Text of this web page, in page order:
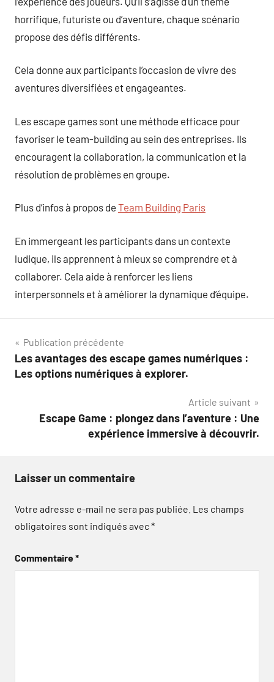
horrifique, futuriste ou d’aventure, chaque scénario
propose des défis différents.
Cela donne aux participants l’occasion de vivre des
aventures diversifiées et engageantes.
Les escape games sont une méthode efficace pour
favoriser le team-building au sein des entreprises. Ils
encouragent la collaboration, la communication et la
résolution de problèmes en groupe.
Plus d’infos à propos de Team Building Paris
En immergeant les participants dans un contexte
ludique, ils apprennent à mieux se comprendre et à
collaborer. Cela aide à renforcer les liens
interpersonnels et à améliorer la dynamique d’équipe.
Navigation
de
Publication précédente
Les avantages des escape games numériques :
Les options numériques à explorer.
Article suivant
Escape Game : plongez dans l’aventure : Une
expérience immersive à découvrir.
Laisser un commentaire
Votre adresse e-mail ne sera pas publiée. Les champs
obligatoires sont indiqués avec*
Commentaire*